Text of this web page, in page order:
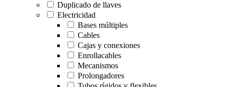
Duplicado de llaves
Electricidad
Bases múltiples
Cables
Cajas y conexiones
Enrollacables
Mecanismos
Prolongadores